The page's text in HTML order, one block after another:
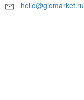
hello@giomarket.ru